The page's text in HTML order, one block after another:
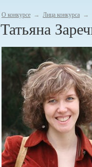
О конкурсе → Лица конкурса →
Татьяна